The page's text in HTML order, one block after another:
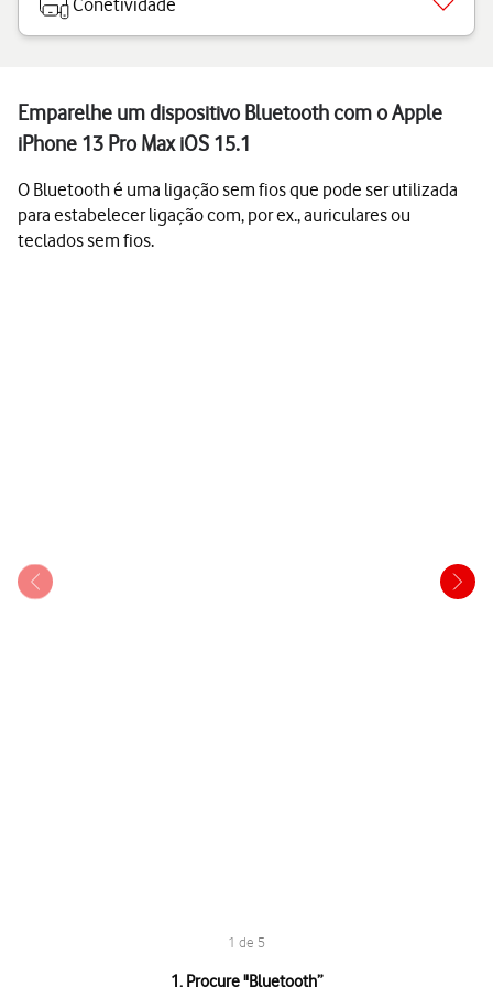
Conetividade
Emparelhe um dispositivo Bluetooth com o Apple
iPhone 13 Pro Max iOS 15.1
O Bluetooth é uma ligação sem fios que pode ser utilizada
para estabelecer ligação com, por ex., auriculares ou
teclados sem fios.
1 de 5
1. Procure "Bluetooth”